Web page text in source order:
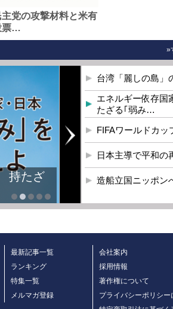
党の攻撃材料と米有
票…
»
持たざ
台湾「麗しの島」
エネルギー依存
たざる｢弱み…
FIFAワールドカッ
日本主導で平和の
造船立国ニッポン
最新記事一覧
ランキング
特集一覧
メルマガ登録
会社案内
採用情報
著作権について
プライバシーポリシー